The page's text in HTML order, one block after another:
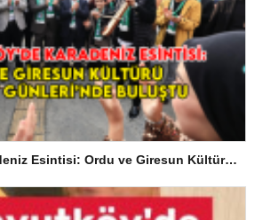
Arnavutköy’de Karadeniz Esintisi: Ordu ve Giresun Kültürü Memleket Günleri’nde Buluştu